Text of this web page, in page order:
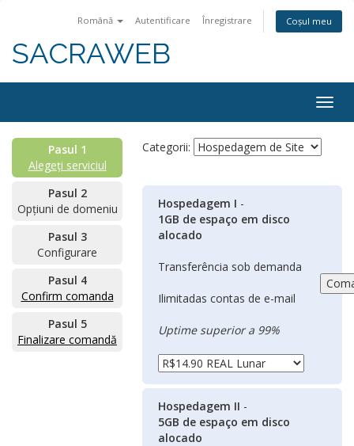
Română Autentificare Înregistrare Coșul meu
SACRAWEB
Pasul 1
Alegeți serviciul
Pasul 2
Opțiuni de domeniu
Pasul 3
Configurare
Pasul 4
Confirm comanda
Pasul 5
Finalizare comandă
Categorii:
Hospedagem I -
1GB de espaço em disco
alocado
Transferência sob demanda
Ilimitadas contas de e-mail
Uptime superior a 99%
Hospedagem II -
5GB de espaço em disco
alocado